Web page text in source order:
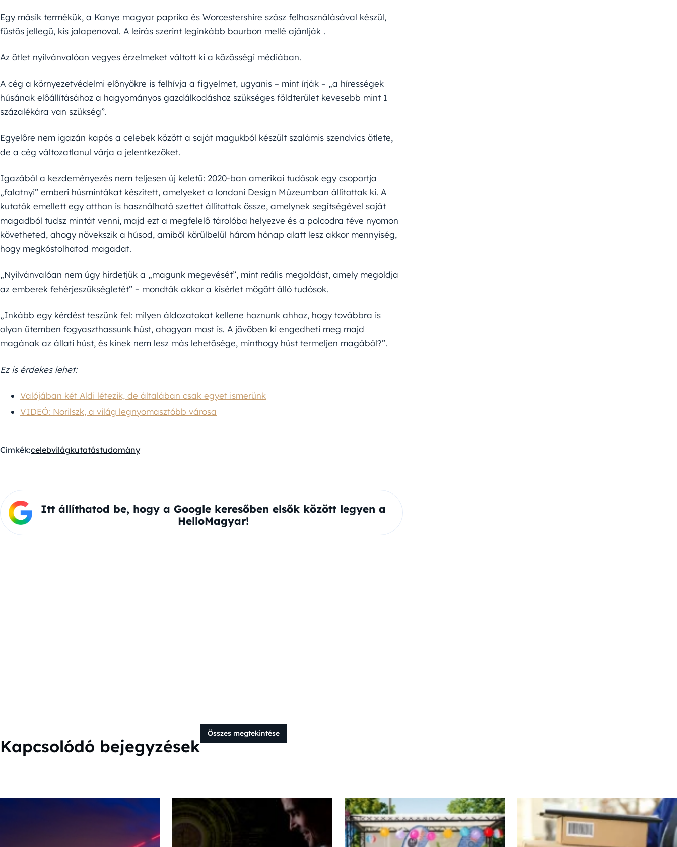
Egy másik termékük, a Kanye magyar paprika és Worcestershire szósz felhasználásával készül,
füstös jellegű, kis jalapenoval. A leírás szerint leginkább bourbon mellé ajánlják .
Az ötlet nyilvánvalóan vegyes érzelmeket váltott ki a közösségi médiában.
A cég a környezetvédelmi előnyökre is felhívja a figyelmet, ugyanis – mint írják – „a hírességek
húsának előállításához a hagyományos gazdálkodáshoz szükséges földterület kevesebb mint 1
százalékára van szükség”.
Egyelőre nem igazán kapós a celebek között a saját magukból készült szalámis szendvics ötlete,
de a cég változatlanul várja a jelentkezőket.
Igazából a kezdeményezés nem teljesen új keletű: 2020-ban amerikai tudósok egy csoportja
„falatnyi” emberi húsmintákat készített, amelyeket a londoni Design Múzeumban állítottak ki. A
kutatók emellett egy otthon is használható szettet állítottak össze, amelynek segítségével saját
magadból tudsz mintát venni, majd ezt a megfelelő tárolóba helyezve és a polcodra téve nyomon
követheted, ahogy növekszik a húsod, amiből körülbelül három hónap alatt lesz akkor mennyiség,
hogy megkóstolhatod magadat.
„Nyilvánvalóan nem úgy hirdetjük a „magunk megevését”, mint reális megoldást, amely megoldja
az emberek fehérjeszükségletét” – mondták akkor a kísérlet mögött álló tudósok.
„Inkább egy kérdést teszünk fel: milyen áldozatokat kellene hoznunk ahhoz, hogy továbbra is
olyan ütemben fogyaszthassunk húst, ahogyan most is. A jövőben ki engedheti meg majd
magának az állati húst, és kinek nem lesz más lehetősége, minthogy húst termeljen magából?”.
Ez is érdekes lehet:
Valójában két Aldi létezik, de általában csak egyet ismerünk
VIDEÓ: Norilszk, a világ legnyomasztóbb városa
Címkék:celebvilágkutatástudomány
Itt állíthatod be, hogy a Google keresőben elsők között legyen a
HelloMagyar!
Kapcsolódó bejegyzések
Összes megtekintése